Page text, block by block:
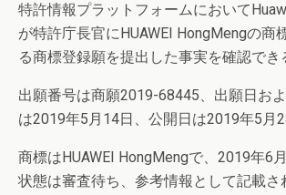
特許情報プラットフォームにおいて
が特許庁長官にHUAWEI HongMengの商
る商標登録願を提出した事実を確認でき
出願番号は商願2019-68445、出願日お
は2019年5月14日、公開日は2019年5月
商標はHUAWEI HongMengで、2019年6
状態は審査待ち、参考情報として記載さ